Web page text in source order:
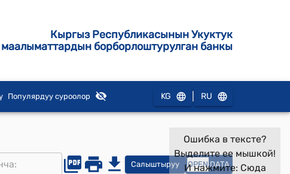
Кыргыз Республикасынын Укуктук
маалыматтардын борборлоштурулган банкы
Популярдуу суроолор KG RU
Салыштыруу OPEN DATA
Ошибка в тексте?
Выделите ее мышкой!
И нажмите: Сюда